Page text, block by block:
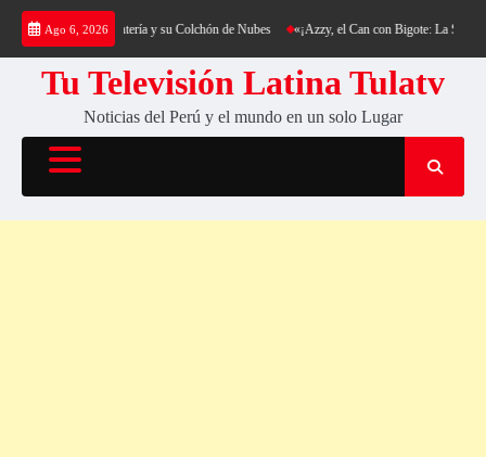
Saltar
contenido
Ago 6, 2026
al Cerro Cantería y su Colchón de Nubes «¡Azzy, el Can con Bigote: La Sensación
Tu Televisión Latina Tulatv
Noticias del Perú y el mundo en un solo Lugar